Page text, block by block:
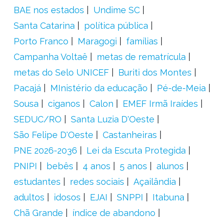
BAE nos estados
Undime SC
Santa Catarina
política pública
Porto Franco
Maragogi
famílias
Campanha Voltaê
metas de rematrícula
metas do Selo UNICEF
Buriti dos Montes
Pacajá
MInistério da educação
Pé-de-Meia
Sousa
ciganos Calon
EMEF Irmã Iraídes
SEDUC/RO
Santa Luzia D'Oeste
São Felipe D'Oeste
Castanheiras
PNE 2026-2036
Lei da Escuta Protegida
PNIPI
bebês 4 anos 5 anos
alunos
estudantes
redes sociais
Açailândia
adultos
idosos EJAI SNPPI
Itabuna
Chã Grande
índice de abandono